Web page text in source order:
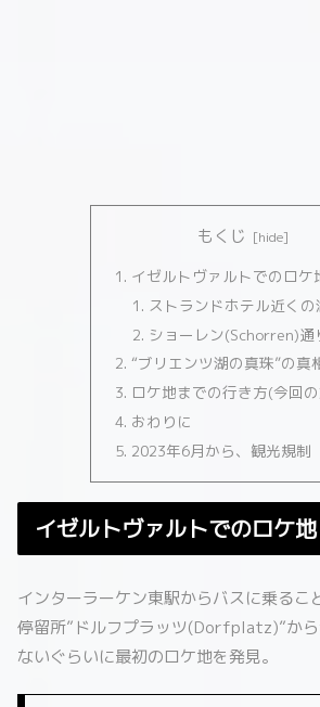
もくじ
イゼルトヴァルトでのロケ
ストランドホテル近くの
ショーレン(Schorren)通
“ブリエンツ湖の真珠”の真
ロケ地までの行き方(今回
おわりに
2023年6月から、観光規制
イゼルトヴァルトでのロケ地
インターラーケン東駅からバスに乗るこ
停留所”ドルフプラッツ(Dorfplatz)”か
ないぐらいに最初のロケ地を発見。